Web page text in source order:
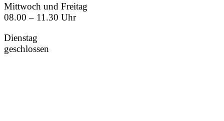
Mittwoch und Freitag
08.00 – 11.30 Uhr
Dienstag
geschlossen